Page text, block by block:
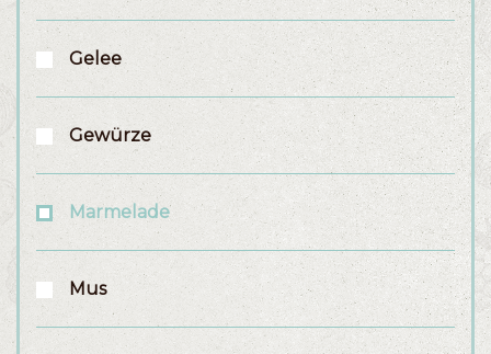
Gelee
Gewürze
Marmelade
Mus